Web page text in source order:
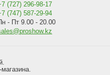
(727) 296-98-17
(747) 587-29-94
- Пт 9.00 - 20.00